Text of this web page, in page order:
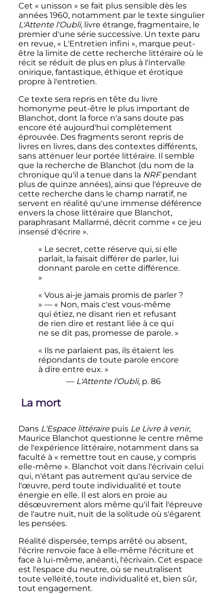
Cet « unisson » se fait plus sensible dès les
années 1960, notamment par le texte singulier
L'Attente l'Oubli, livre étrange, fragmentaire, le
premier d'une série successive. Un texte paru
en revue, « L'Entretien infini », marque peut-
être la limite de cette recherche littéraire où le
récit se réduit de plus en plus à l'intervalle
onirique, fantastique, éthique et érotique
propre à l'entretien.
Ce texte sera repris en tête du livre
homonyme peut-être le plus important de
Blanchot, dont la force n'a sans doute pas
encore été aujourd'hui complètement
éprouvée. Des fragments seront repris de
livres en livres, dans des contextes différents,
sans atténuer leur portée littéraire. Il semble
que la recherche de Blanchot (du nom de la
chronique qu'il a tenue dans la NRFpendant
plus de quinze années), ainsi que l'épreuve de
cette recherche dans le champ narratif, ne
servent en réalité qu'une immense déférence
envers la chose littéraire que Blanchot,
paraphrasant Mallarmé, décrit comme « ce jeu
insensé d'écrire ».
« Le secret, cette réserve qui, si elle
parlait, la faisait différer de parler, lui
donnant parole en cette différence.
»
« Vous ai-je jamais promis de parler ?
» — « Non, mais c'est vous-même
qui étiez, ne disant rien et refusant
de rien dire et restant liée à ce qui
ne se dit pas, promesse de parole. »
« Ils ne parlaient pas, ils étaient les
répondants de toute parole encore
à dire entre eux. »
— L'Attente l'Oubli, p. 86
La mort
Dans L'Espace littérairepuis Le Livre à venir,
Maurice Blanchot questionne le centre même
de l'expérience littéraire, notamment dans sa
faculté à « remettre tout en cause, y compris
elle-même ». Blanchot voit dans l'écrivain celui
qui, n'étant pas autrement qu'au service de
l'œuvre, perd toute individualité et toute
énergie en elle. Il est alors en proie au
désœuvrement alors même qu'il fait l'épreuve
de l'autre nuit, nuit de la solitude où s'égarent
les pensées.
Réalité dispersée, temps arrêté ou absent,
l'écrire renvoie face à elle-même l'écriture et
face à lui-même, anéanti, l'écrivain. Cet espace
est l'espace du neutre, où se neutralisent
toute velléité, toute individualité et, bien sûr,
tout engagement.